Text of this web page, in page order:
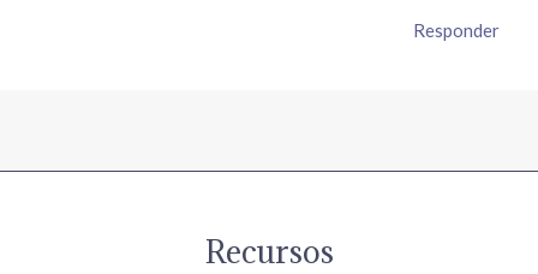
Responder
Recursos